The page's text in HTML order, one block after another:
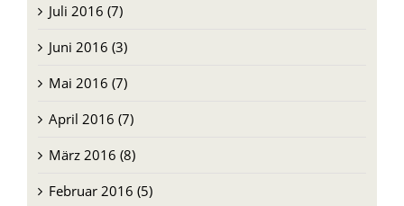
Juli 2016 (7)
Juni 2016 (3)
Mai 2016 (7)
April 2016 (7)
März 2016 (8)
Februar 2016 (5)